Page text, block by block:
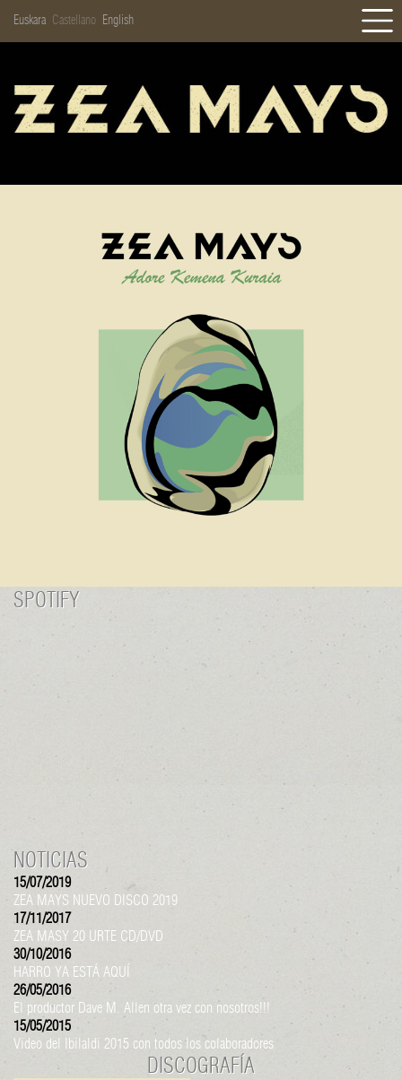
Euskara Castellano English
NOTICIAS
DISCOGRAFÍA
GALERÍA
TIENDA
CONTACTO
SPOTIFY
NOTICIAS
15/07/2019
ZEA MAYS NUEVO DISCO 2019
17/11/2017
ZEA MASY 20 URTE CD/DVD
30/10/2016
HARRO YA ESTÁ AQUÍ
26/05/2016
El productor Dave M. Allen otra vez con nosotros!!!
15/05/2015
Video del Ibilaldi 2015 con todos los colaboradores
DISCOGRAFÍA